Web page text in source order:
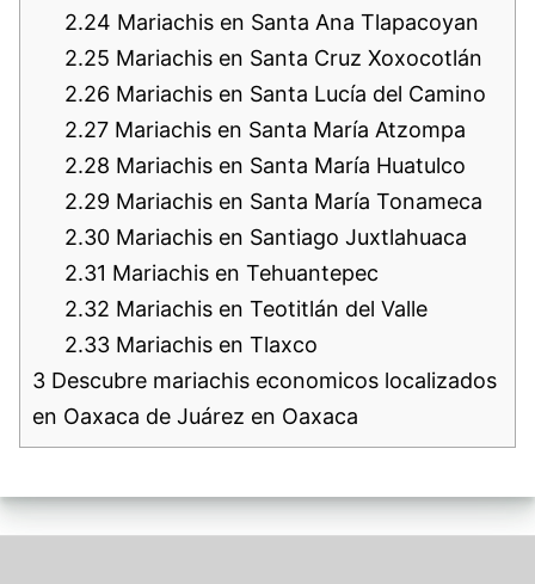
2.24 Mariachis en Santa Ana Tlapacoyan
2.25 Mariachis en Santa Cruz Xoxocotlán
2.26 Mariachis en Santa Lucía del Camino
2.27 Mariachis en Santa María Atzompa
2.28 Mariachis en Santa María Huatulco
2.29 Mariachis en Santa María Tonameca
2.30 Mariachis en Santiago Juxtlahuaca
2.31 Mariachis en Tehuantepec
2.32 Mariachis en Teotitlán del Valle
2.33 Mariachis en Tlaxco
3 Descubre mariachis economicos localizados
en Oaxaca de Juárez en Oaxaca